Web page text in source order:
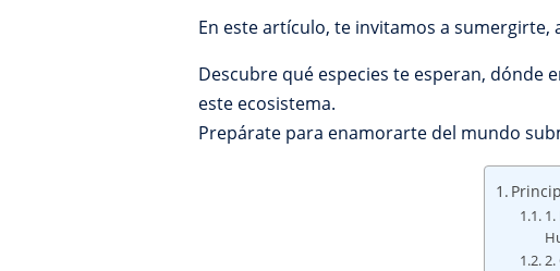
En este artículo, te invitamos a sumergirte,
Descubre qué especies te esperan, dónde
este ecosistema.
Prepárate para enamorarte del mundo
2.